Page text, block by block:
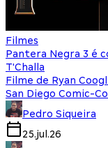
Filmes
Pantera Negra 3 é
T'Challa
Filme de Ryan
San Diego Comic-
Pedro Siqueira
25.jul.26